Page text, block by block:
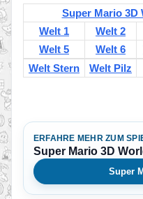
Super Mario
Welt 1
Welt 2
Welt 5
Welt 6
Welt Stern
Welt Pilz
ERFAHRE MEHR ZUM
Super Mario 3D
Super